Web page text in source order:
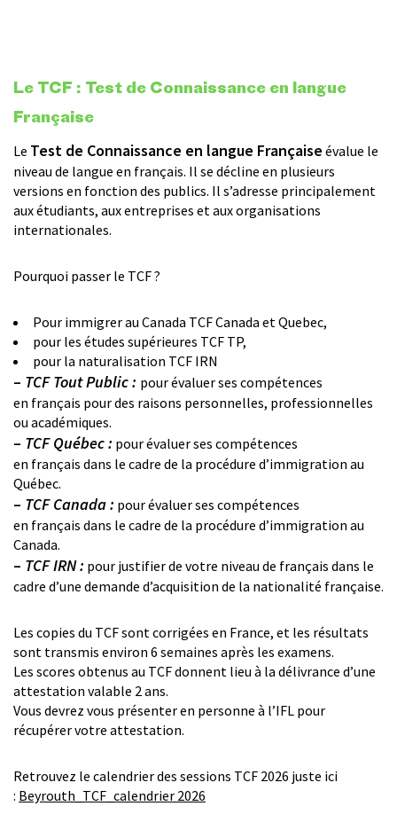
Le TCF : Test de Connaissance en langue
Française
Le Test de Connaissance en langue Française évalue le
niveau de langue en français. Il se décline en plusieurs
versions en fonction des publics. Il s’adresse principalement
aux étudiants, aux entreprises et aux organisations
internationales.
Pourquoi passer le TCF ?
Pour immigrer au Canada TCF Canada et Quebec,
pour les études supérieures TCF TP,
pour la naturalisation TCF IRN
– TCF Tout Public : pour évaluer ses compétences
en français pour des raisons personnelles, professionnelles
ou académiques.
– TCF Québec : pour évaluer ses compétences
en français dans le cadre de la procédure d’immigration au
Québec.
– TCF Canada : pour évaluer ses compétences
en français dans le cadre de la procédure d’immigration au
Canada.
– TCF IRN : pour justifier de votre niveau de français dans le
cadre d’une demande d’acquisition de la nationalité française.
Les copies du TCF sont corrigées en France, et les résultats
sont transmis environ 6 semaines après les examens.
Les scores obtenus au TCF donnent lieu à la délivrance d’une
attestation valable 2 ans.
Vous devrez vous présenter en personne à l’IFL pour
récupérer votre attestation.
Retrouvez le calendrier des sessions TCF 2026 juste ici
: Beyrouth_TCF_calendrier 2026